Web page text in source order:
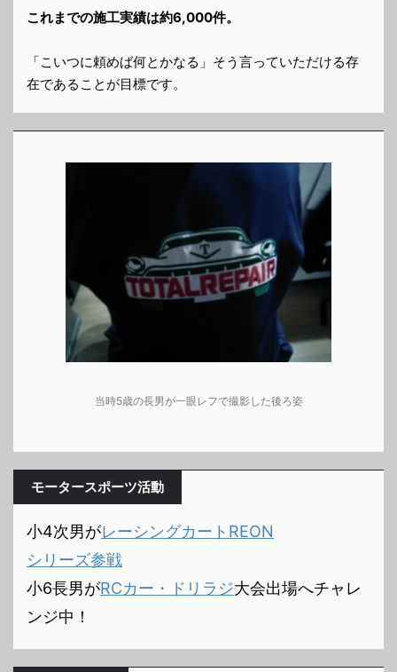
これまでの施工実績は約6,000件。
「こいつに頼めば何とかなる」そう言っていただける存
在であることが目標です。
当時5歳の長男が一眼レフで撮影した後ろ姿
モータースポーツ活動
小4次男がレーシングカートREON
シリーズ参戦
小6長男がRCカー・ドリラジ大会出場へチャレ
ンジ中！